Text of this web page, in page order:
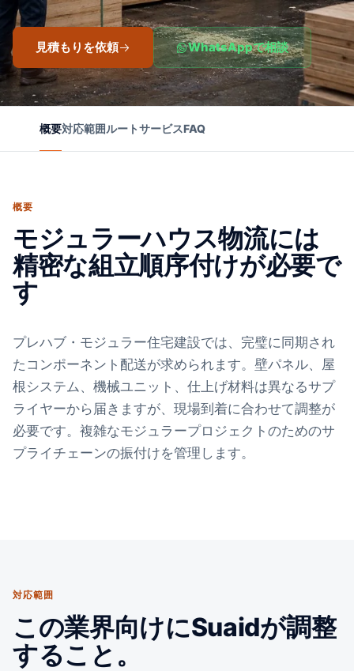
見積もりを依頼 WhatsAppで相談
概要対応範囲ルートサービスFAQ
概要
モジュラーハウス物流には
精密な組立順序付けが必要で
す
プレハブ・モジュラー住宅建設では、完璧に同期され
たコンポーネント配送が求められます。壁パネル、屋
根システム、機械ユニット、仕上げ材料は異なるサプ
ライヤーから届きますが、現場到着に合わせて調整が
必要です。複雑なモジュラープロジェクトのためのサ
プライチェーンの振付けを管理します。
対応範囲
この業界向けにSuaidが調整
すること。